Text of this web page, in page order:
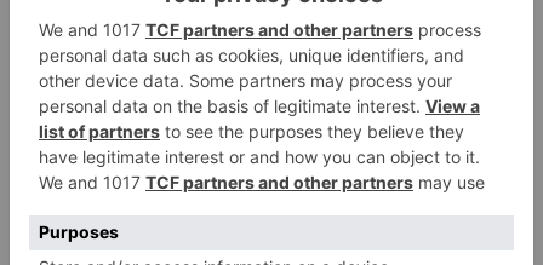
2
Un incendio intencionado
calcina el tobogán del parque
infantil del Barrio del Pilar de
Burgos
3
Seis proyectos de Burgos
recibirán 7,5 millones de euros
para impulsar plantas solares